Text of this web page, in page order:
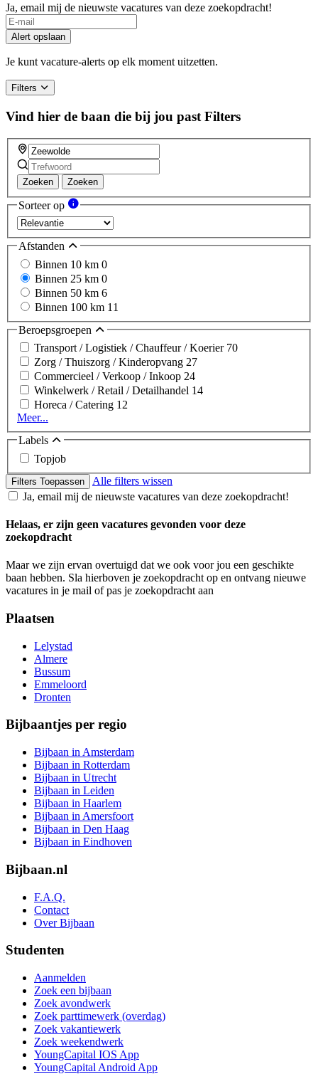
Ja, email mij de nieuwste vacatures van deze zoekopdracht!
If
you
are
a
ignore
this
field
Alert opslaan
Je kunt vacature-alerts op elk moment uitzetten.
Filters
Vind hier de baan die bij jou past Filters
Zoeken Zoeken
Sorteer op
Afstanden
Binnen 10 km 0
Binnen 25 km 0
Binnen 50 km 6
Binnen 100 km 11
Beroepsgroepen
Transport / Logistiek / Chauffeur / Koerier 70
Zorg / Thuiszorg / Kinderopvang 27
Commercieel / Verkoop / Inkoop 24
Winkelwerk / Retail / Detailhandel 14
Horeca / Catering 12
Meer...
Labels
Topjob
Filters Toepassen
Alle filters wissen
Ja, email mij de nieuwste vacatures van deze zoekopdracht!
Helaas, er zijn geen vacatures gevonden voor deze
zoekopdracht
Maar we zijn ervan overtuigd dat we ook voor jou een geschikte
baan hebben. Sla hierboven je zoekopdracht op en ontvang nieuwe
vacatures in je mail of pas je zoekopdracht aan
Plaatsen
Lelystad
Almere
Bussum
Emmeloord
Dronten
Bijbaantjes per regio
Bijbaan in Amsterdam
Bijbaan in Rotterdam
Bijbaan in Utrecht
Bijbaan in Leiden
Bijbaan in Haarlem
Bijbaan in Amersfoort
Bijbaan in Den Haag
Bijbaan in Eindhoven
Bijbaan.nl
F.A.Q.
Contact
Over Bijbaan
Studenten
Aanmelden
Zoek een bijbaan
Zoek avondwerk
Zoek parttimewerk (overdag)
Zoek vakantiewerk
Zoek weekendwerk
YoungCapital IOS App
YoungCapital Android App